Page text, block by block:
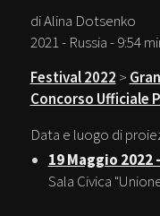
di Alina Dotsenko
2021 - Russia - 9:54
Festival 2022 >
Concorso Ufficiale
Data e luogo di
19 Maggio 2022
Sala Civica